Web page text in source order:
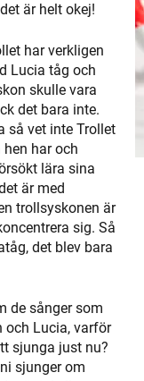
är helt okej!
har verkligen
Lucia tåg och
skulle vara
det bara inte.
så vet inte Trollet
har och
lära sina
är med
trollsyskonen är
sig. Så
det blev bara
de sånger som
och Lucia, varför
sjunga just nu?
sjunger om